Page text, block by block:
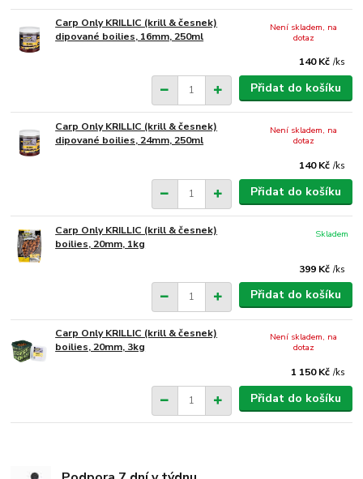
Carp Only KRILLIC (krill & česnek)
dipované boilies, 16mm, 250ml
140 Kč /ks
Není skladem, na
dotaz
Přidat do košíku
Carp Only KRILLIC (krill & česnek)
dipované boilies, 24mm, 250ml
140 Kč /ks
Není skladem, na
dotaz
Přidat do košíku
Carp Only KRILLIC (krill & česnek)
boilies, 20mm, 1kg
399 Kč /ks
Skladem
Přidat do košíku
Carp Only KRILLIC (krill & česnek)
boilies, 20mm, 3kg
1 150 Kč /ks
Není skladem, na
dotaz
Přidat do košíku